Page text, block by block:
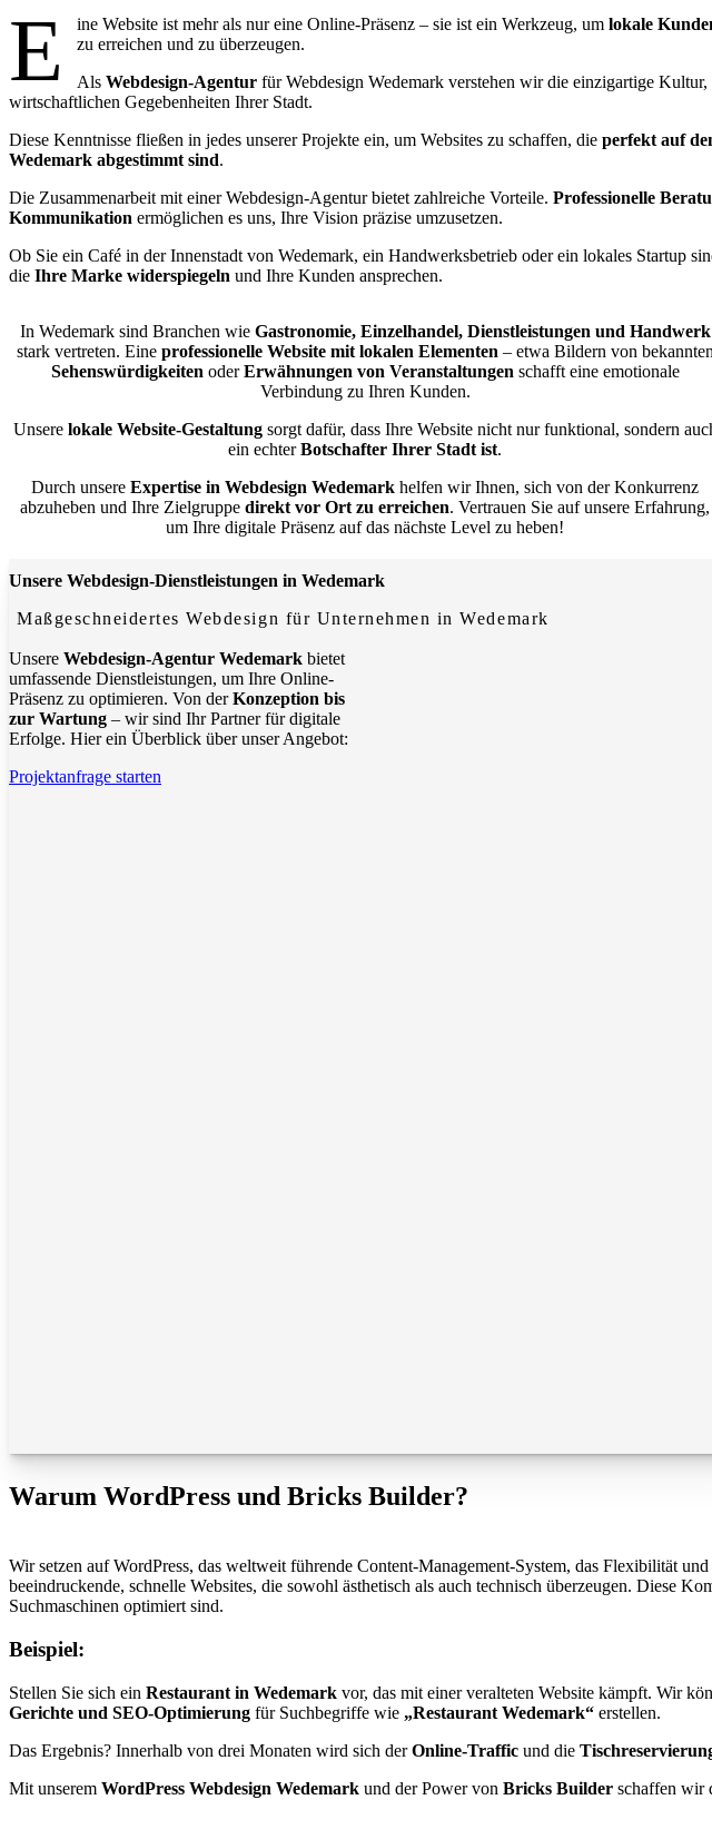
E ine Website ist mehr als nur eine Online-Präsenz – sie ist ein Werkzeug, um lokale
zu erreichen und zu überzeugen.
Als Webdesign-Agentur für Webdesign Wedemark verstehen wir die einzigartige
wirtschaftlichen Gegebenheiten Ihrer Stadt.
Diese Kenntnisse fließen in jedes unserer Projekte ein, um Websites zu schaffen, die perfekt auf
Wedemark abgestimmt sind.
Die Zusammenarbeit mit einer Webdesign-Agentur bietet zahlreiche Vorteile. Professionelle
Kommunikation ermöglichen es uns, Ihre Vision präzise umzusetzen.
Ob Sie ein Café in der Innenstadt von Wedemark, ein Handwerksbetrieb oder ein lokales Startup
die Ihre Marke widerspiegeln und Ihre Kunden ansprechen.
In Wedemark sind Branchen wie Gastronomie, Einzelhandel, Dienstleistungen und Handwerk
stark vertreten. Eine professionelle Website mit lokalen Elementen – etwa Bildern von bekannten
Sehenswürdigkeiten oderErwähnungen von Veranstaltungen schafft eine emotionale
Verbindung zu Ihren Kunden.
Unsere lokale Website-Gestaltungsorgt dafür, dass Ihre Website nicht nur funktional, sondern
ein echterBotschafter Ihrer Stadt ist.
Durch unsere Expertise in Webdesign Wedemark helfen wir Ihnen, sich von der Konkurrenz
abzuheben und Ihre Zielgruppe direkt vor Ort zu erreichen. Vertrauen Sie auf unsere Erfahrung,
um Ihre digitale Präsenz auf das nächste Level zu heben!
Unsere Webdesign-Dienstleistungen in Wedemark
Maßgeschneidertes Webdesign für Unternehmen in Wedemark
Unsere Webdesign-Agentur Wedemark bietet
umfassende Dienstleistungen, um Ihre Online-
Präsenz zu optimieren. Von derKonzeption bis
zur Wartung – wir sind Ihr Partner für digitale
Erfolge. Hier ein Überblick über unser Angebot:
Projektanfrage starten
Warum WordPress und Bricks Builder?
Wir setzen auf WordPress, das weltweit führende Content-Management-System, das Flexibilität
beeindruckende, schnelle Websites, die sowohl ästhetisch als auch technisch überzeugen. Diese
Suchmaschinen optimiert sind.
Beispiel:
Stellen Sie sich ein Restaurant in Wedemark vor, das mit einer veralteten Website kämpft. Wir
Gerichte und SEO-Optimierung für Suchbegriffe wie „Restaurant Wedemark“ erstellen.
Das Ergebnis? Innerhalb von drei Monaten wird sich derOnline-Traffic und die
Mit unserem WordPress Webdesign Wedemark und der Power von Bricks Builder schaffen wir